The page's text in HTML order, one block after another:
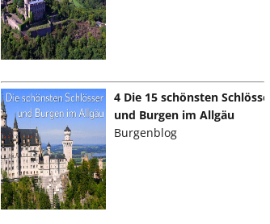
4 Die 15 schönsten Schlösser
und Burgen im Allgäu
Burgenblog